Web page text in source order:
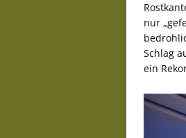
nur
Schlag
ein